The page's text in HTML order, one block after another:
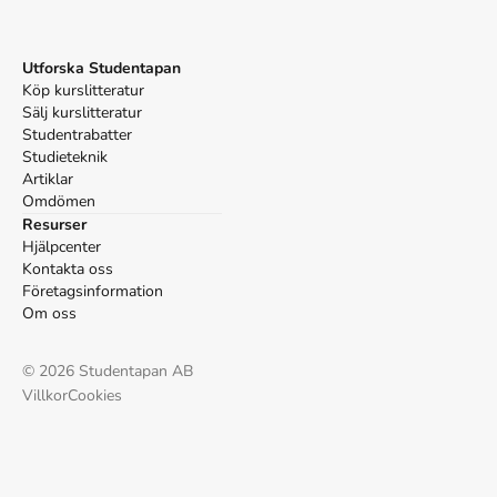
Utforska Studentapan
Köp kurslitteratur
Sälj kurslitteratur
Studentrabatter
Studieteknik
Artiklar
Omdömen
Resurser
Hjälpcenter
Kontakta oss
Företagsinformation
Om oss
© 2026 Studentapan AB
VillkorCookies